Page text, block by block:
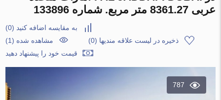
عربی 8361.27 متر مربع. شماره 133896
به مقایسه اضافه کنید (
0
)
ذخیره در لیست علاقه مندیها (
0
)
مشاهده شده (1)
قیمت خود را پیشنهاد دهید
787